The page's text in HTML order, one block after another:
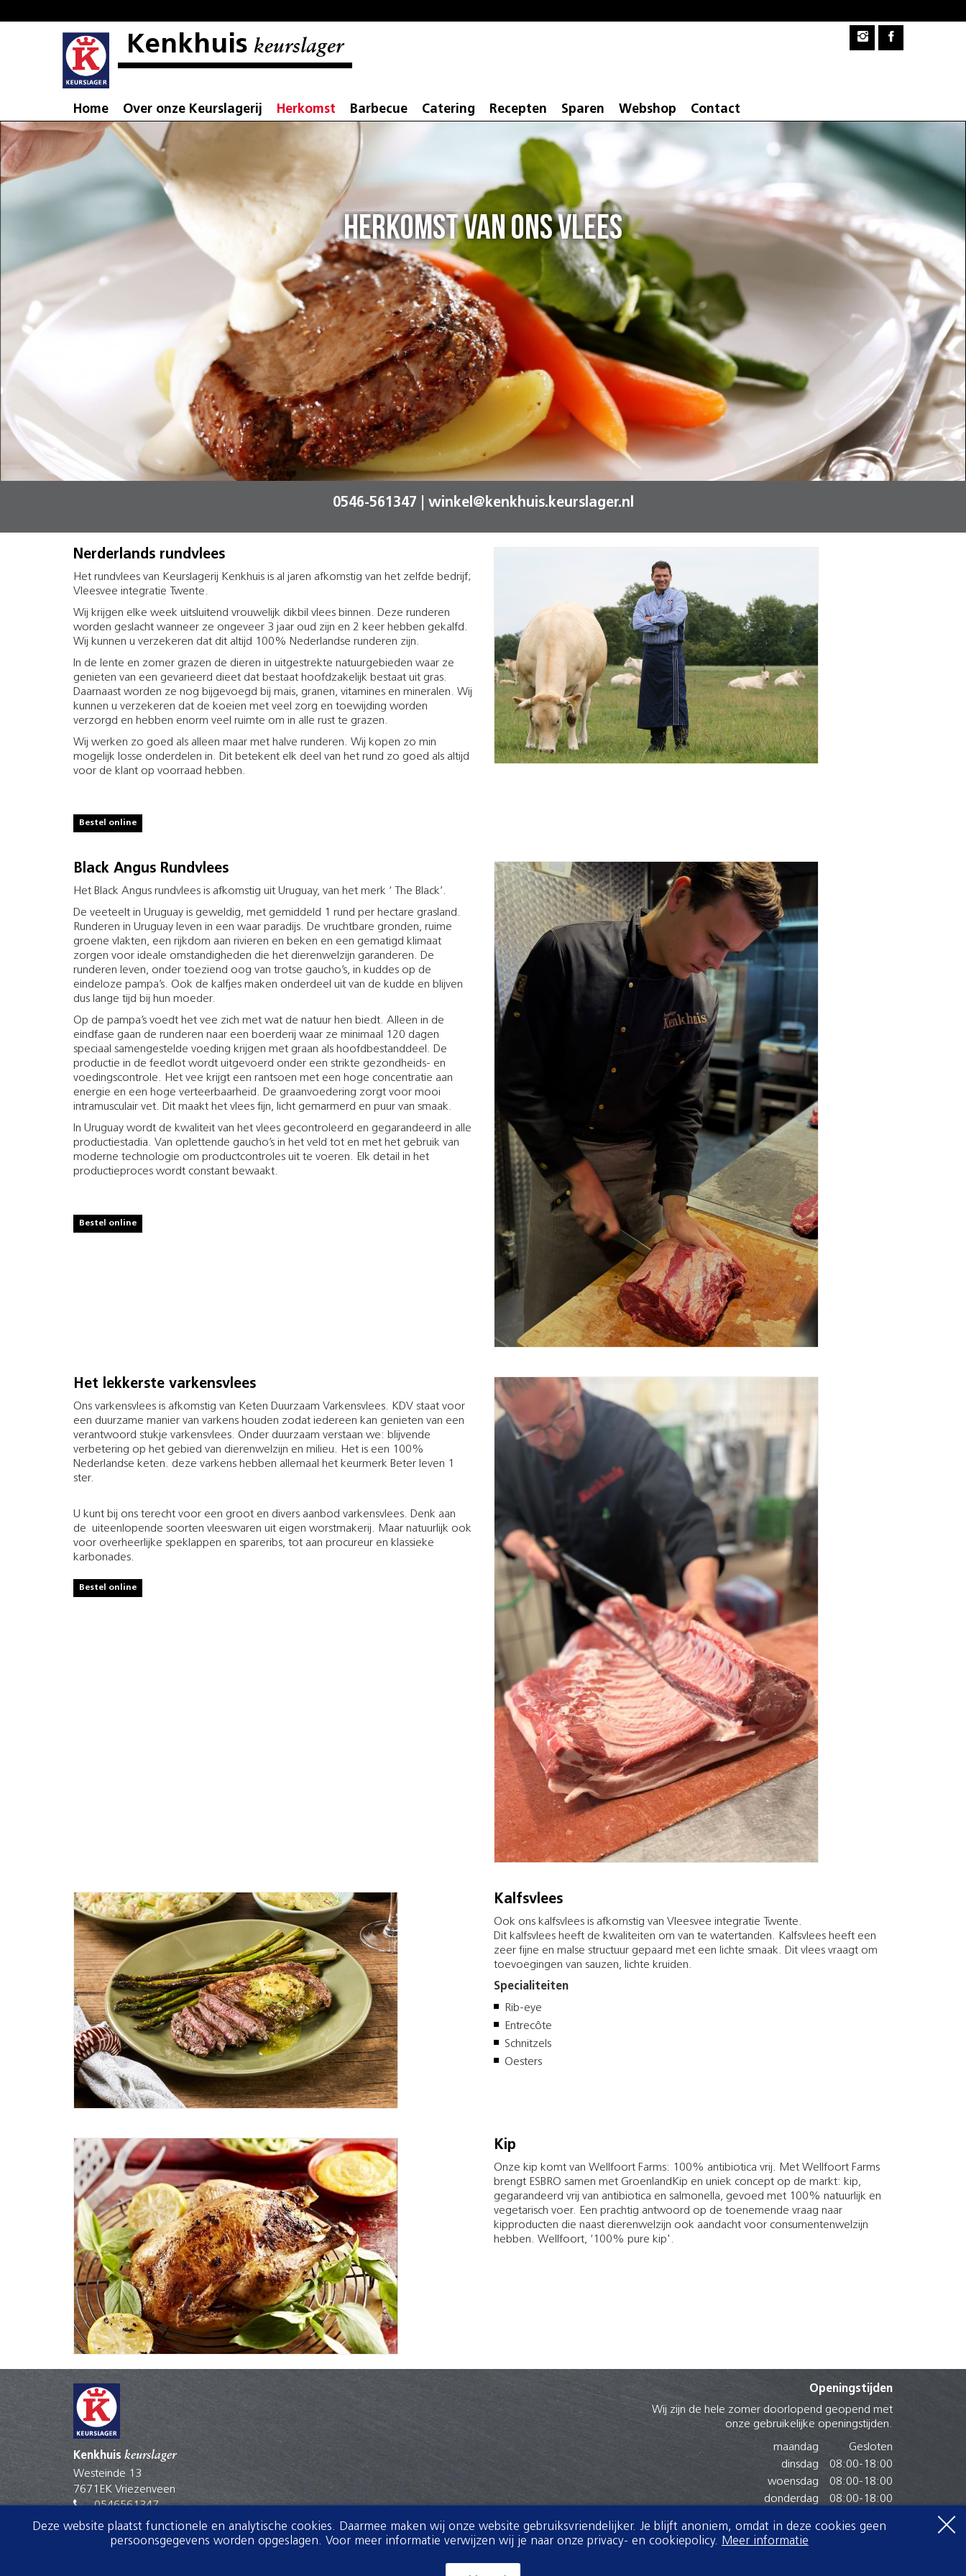
Kenkhuis keurslager
Home Over onze Keurslagerij Herkomst Barbecue Catering Recepten Sparen Webshop Contact
Herkomst van ons vlees
0546-561347 | winkel@kenkhuis.keurslager.nl
Nerderlands rundvlees
Het rundvlees van Keurslagerij Kenkhuis is al jaren afkomstig van het zelfde bedrijf;
Vleesvee integratie Twente.
Wij krijgen elke week uitsluitend vrouwelijk dikbil vlees binnen. Deze runderen
worden geslacht wanneer ze ongeveer 3 jaar oud zijn en 2 keer hebben gekalfd.
Wij kunnen u verzekeren dat dit altijd 100% Nederlandse runderen zijn.
In de lente en zomer grazen de dieren in uitgestrekte natuurgebieden waar ze
genieten van een gevarieerd dieet dat bestaat hoofdzakelijk bestaat uit gras.
Daarnaast worden ze nog bijgevoegd bij mais, granen, vitamines en mineralen. Wij
kunnen u verzekeren dat de koeien met veel zorg en toewijding worden
verzorgd en hebben enorm veel ruimte om in alle rust te grazen.
Wij werken zo goed als alleen maar met halve runderen. Wij kopen zo min
mogelijk losse onderdelen in. Dit betekent elk deel van het rund zo goed als altijd
voor de klant op voorraad hebben.
Bestel online
Black Angus Rundvlees
Het Black Angus rundvlees is afkomstig uit Uruguay, van het merk ‘ The Black’.
De veeteelt in Uruguay is geweldig, met gemiddeld 1 rund per hectare grasland.
Runderen in Uruguay leven in een waar paradijs. De vruchtbare gronden, ruime
groene vlakten, een rijkdom aan rivieren en beken en een gematigd klimaat
zorgen voor ideale omstandigheden die het dierenwelzijn garanderen. De
runderen leven, onder toeziend oog van trotse gaucho’s, in kuddes op de
eindeloze pampa’s. Ook de kalfjes maken onderdeel uit van de kudde en blijven
dus lange tijd bij hun moeder.
Op de pampa’s voedt het vee zich met wat de natuur hen biedt. Alleen in de
eindfase gaan de runderen naar een boerderij waar ze minimaal 120 dagen
speciaal samengestelde voeding krijgen met graan als hoofdbestanddeel. De
productie in de feedlot wordt uitgevoerd onder een strikte gezondheids- en
voedingscontrole. Het vee krijgt een rantsoen met een hoge concentratie aan
energie en een hoge verteerbaarheid. De graanvoedering zorgt voor mooi
intramusculair vet. Dit maakt het vlees fijn, licht gemarmerd en puur van smaak.
In Uruguay wordt de kwaliteit van het vlees gecontroleerd en gegarandeerd in alle
productiestadia. Van oplettende gaucho’s in het veld tot en met het gebruik van
moderne technologie om productcontroles uit te voeren. Elk detail in het
productieproces wordt constant bewaakt.
Bestel online
Het lekkerste varkensvlees
Ons varkensvlees is afkomstig van Keten Duurzaam Varkensvlees. KDV staat voor
een duurzame manier van varkens houden zodat iedereen kan genieten van een
verantwoord stukje varkensvlees. Onder duurzaam verstaan we: blijvende
verbetering op het gebied van dierenwelzijn en milieu. Het is een 100%
Nederlandse keten. deze varkens hebben allemaal het keurmerk Beter leven 1
ster.
U kunt bij ons terecht voor een groot en divers aanbod varkensvlees. Denk aan
de uiteenlopende soorten vleeswaren uit eigen worstmakerij. Maar natuurlijk ook
voor overheerlijke speklappen en spareribs, tot aan procureur en klassieke
karbonades.
Bestel online
Kalfsvlees
Ook ons kalfsvlees is afkomstig van Vleesvee integratie Twente.
Dit kalfsvlees heeft de kwaliteiten om van te watertanden. Kalfsvlees heeft een
zeer fijne en malse structuur gepaard met een lichte smaak. Dit vlees vraagt om
toevoegingen van sauzen, lichte kruiden.
Specialiteiten
Rib-eye
Entrecôte
Schnitzels
Oesters
Kip
Onze kip komt van Wellfoort Farms: 100% antibiotica vrij. Met Wellfoort Farms
brengt ESBRO samen met GroenlandKip en uniek concept op de markt: kip,
gegarandeerd vrij van antibiotica en salmonella, gevoed met 100% natuurlijk en
vegetarisch voer. Een prachtig antwoord op de toenemende vraag naar
kipproducten die naast dierenwelzijn ook aandacht voor consumentenwelzijn
hebben. Wellfoort, ‘100% pure kip'.
Kenkhuis keurslager
Westeinde 13
7671EK Vriezenveen
0546561347
winkel@kenkhuis.keurslager.nl
Openingstijden
Wij zijn de hele zomer doorlopend geopend met
onze gebruikelijke openingstijden.
maandag
Gesloten
dinsdag
08:00-18:00
woensdag
08:00-18:00
donderdag
08:00-18:00
zaterdag
07:30 -16:00
Deze website plaatst functionele en analytische cookies. Daarmee maken wij onze website gebruiksvriendelijker. Je blijft anoniem, omdat in deze cookies geen
persoonsgegevens worden opgeslagen. Voor meer informatie verwijzen wij je naar onze privacy- en cookiepolicy. Meer informatie